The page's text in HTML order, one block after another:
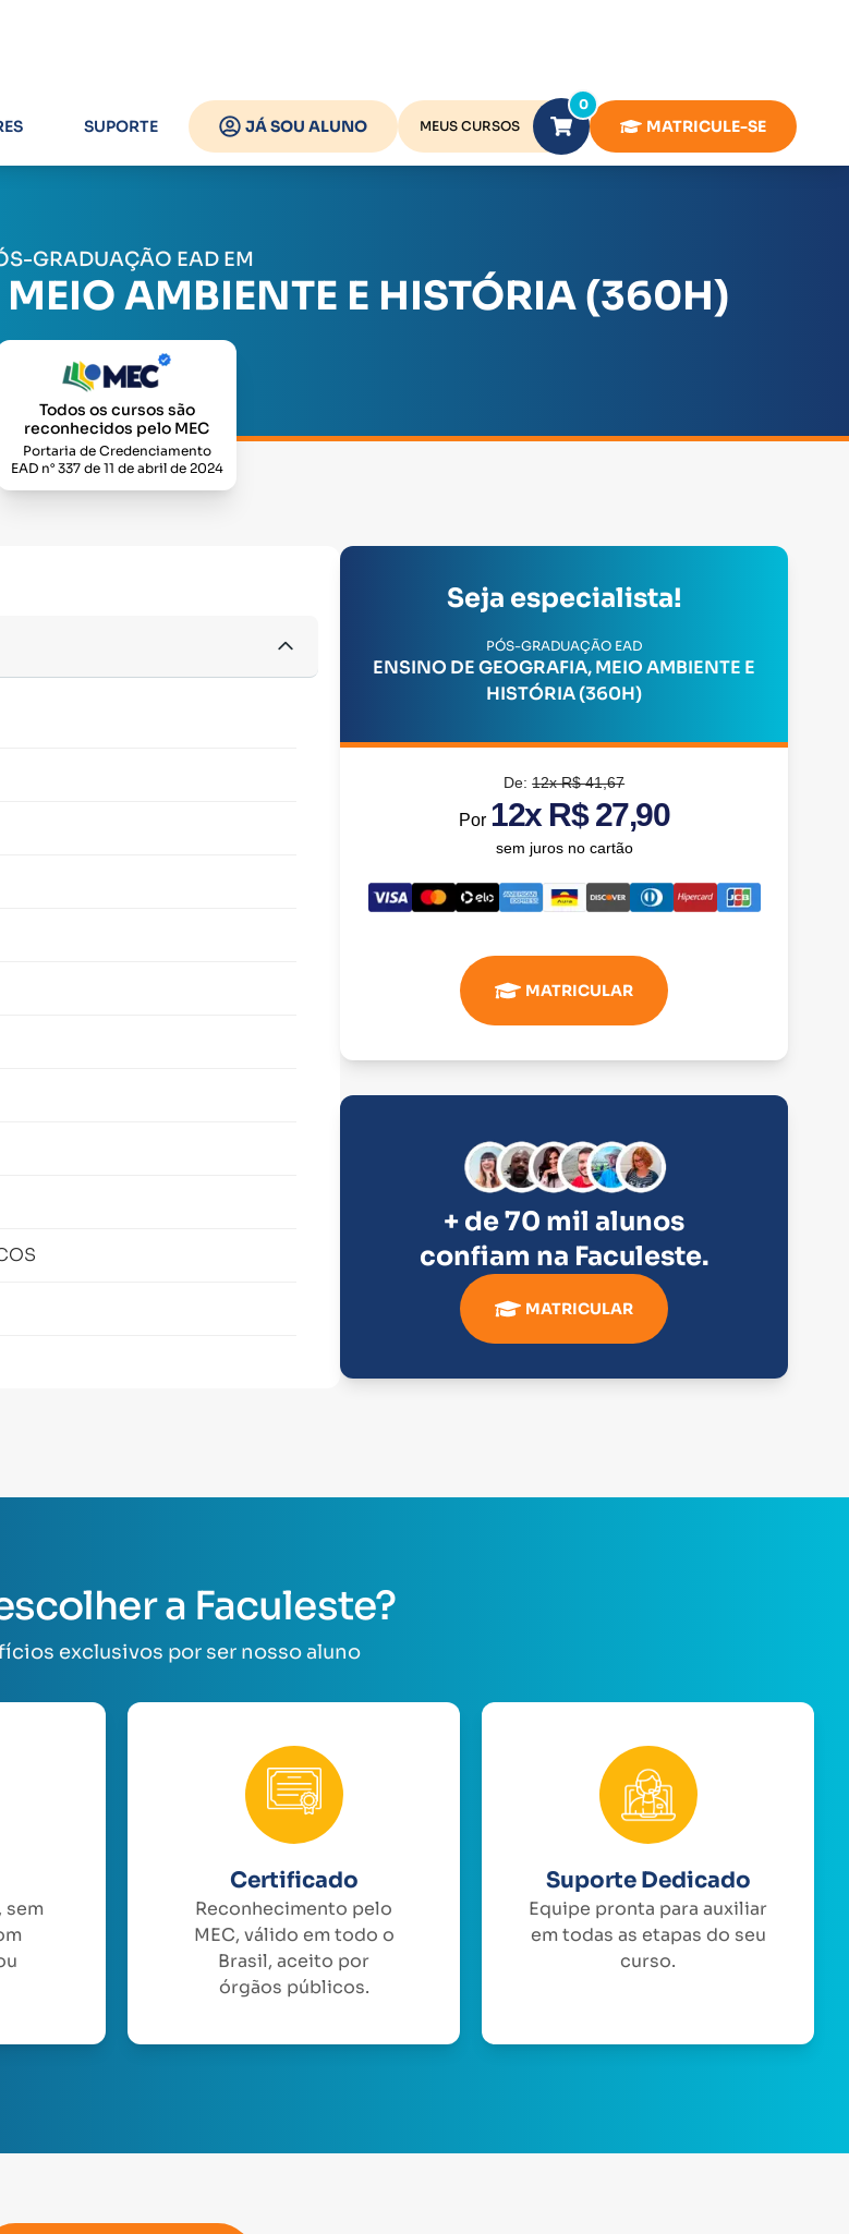
SUPORTE JÁ SOU ALUNO MEUS CURSOS
0
MATRICULE-SE
GRADUAÇÃO EAD EM
AMBIENTE E HISTÓRIA (360H)
Todos os cursos são
reconhecidos pelo MEC
Portaria de Credenciamento
EAD n° 337 de 11 de abril de 2024
Seja especialista!
PÓS-GRADUAÇÃO EAD
ENSINO DE GEOGRAFIA, MEIO AMBIENTE E
HISTÓRIA (360H)
De:12x R$ 41,67
Por 12x R$ 27,90
sem juros no cartão
MATRICULAR
+ de 70 mil alunos
confiam na Faculeste.
MATRICULAR
a Faculeste?
exclusivos por ser nosso aluno
sem
Certificado
Reconhecimento pelo
MEC, válido em todo o
Brasil, aceito por
órgãos públicos.
Suporte Dedicado
Equipe pronta para auxiliar
em todas as etapas do seu
curso.